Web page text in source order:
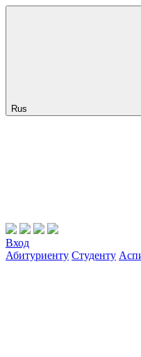
Rus
Вход
Абитуриенту Студенту